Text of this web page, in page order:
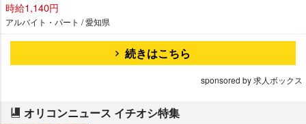
時給1,140円
アルバイト・パート / 愛知県
続きはこちら
sponsored by 求人ボックス
オリコンニュース イチオシ特集